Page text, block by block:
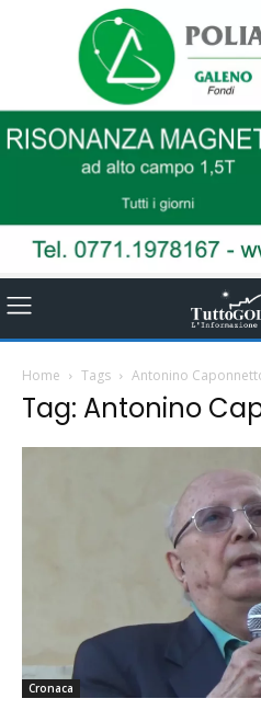
Home Tags Antonino
Tag: Antonino
Cronaca